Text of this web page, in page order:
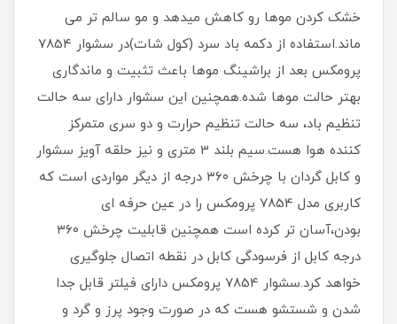
خشک کردن موها رو کاهش میدهد و مو سالم تر می
ماند.استفاده از دکمه باد سرد (کول شات)در سشوار 7854
پرومکس بعد از براشینگ موها باعث تثبیت و ماندگاری
بهتر حالت موها شده.همچنین این سشوار دارای سه حالت
تنظیم باد، سه حالت تنظیم حرارت و دو سری متمرکز
کننده هوا هست.سیم بلند 3 متری و نیز حلقه آویز سشوار
و کابل گردان با چرخش ۳۶۰ درجه از دیگر مواردی است که
کاربری مدل 7854 پرومکس را در عین حرفه ای
بودن،آسان تر کرده است همچنین قابلیت چرخش ۳۶۰
درجه کابل از فرسودگی کابل در نقطه اتصال جلوگیری
خواهد کرد.سشوار 7854 پرومکس دارای فیلتر قابل جدا
شدن و شستشو هست که در صورت وجود پرز و گرد و